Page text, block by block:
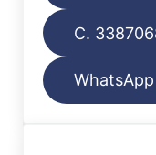
C.
WhatsApp